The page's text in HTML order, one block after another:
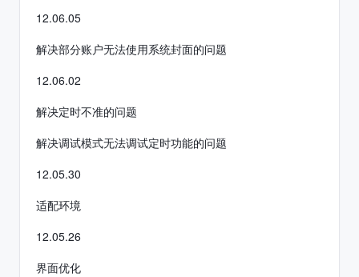
12.06.05
解决部分账户无法使用系统封面的问题
12.06.02
解决定时不准的问题
解决调试模式无法调试定时功能的问题
12.05.30
适配环境
12.05.26
界面优化